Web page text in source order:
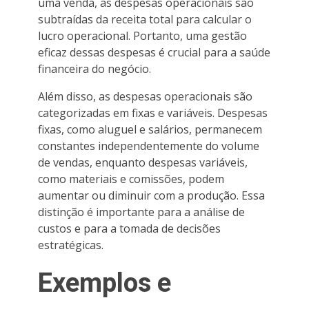
subtraídas da receita total para calcular o
lucro operacional. Portanto, uma gestão
eficaz dessas despesas é crucial para a saúde
financeira do negócio.
Além disso, as despesas operacionais são
categorizadas em fixas e variáveis. Despesas
fixas, como aluguel e salários, permanecem
constantes independentemente do volume
de vendas, enquanto despesas variáveis,
como materiais e comissões, podem
aumentar ou diminuir com a produção. Essa
distinção é importante para a análise de
custos e para a tomada de decisões
estratégicas.
Exemplos e